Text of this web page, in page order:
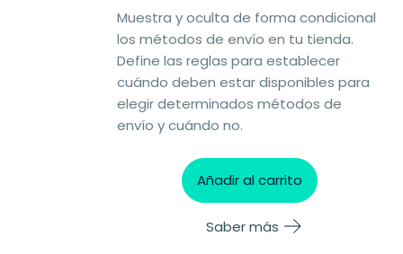
Muestra y oculta de forma condicional
los métodos de envío en tu tienda.
Define las reglas para establecer
cuándo deben estar disponibles para
elegir determinados métodos de
envío y cuándo no.
Añadir al carrito
Saber más